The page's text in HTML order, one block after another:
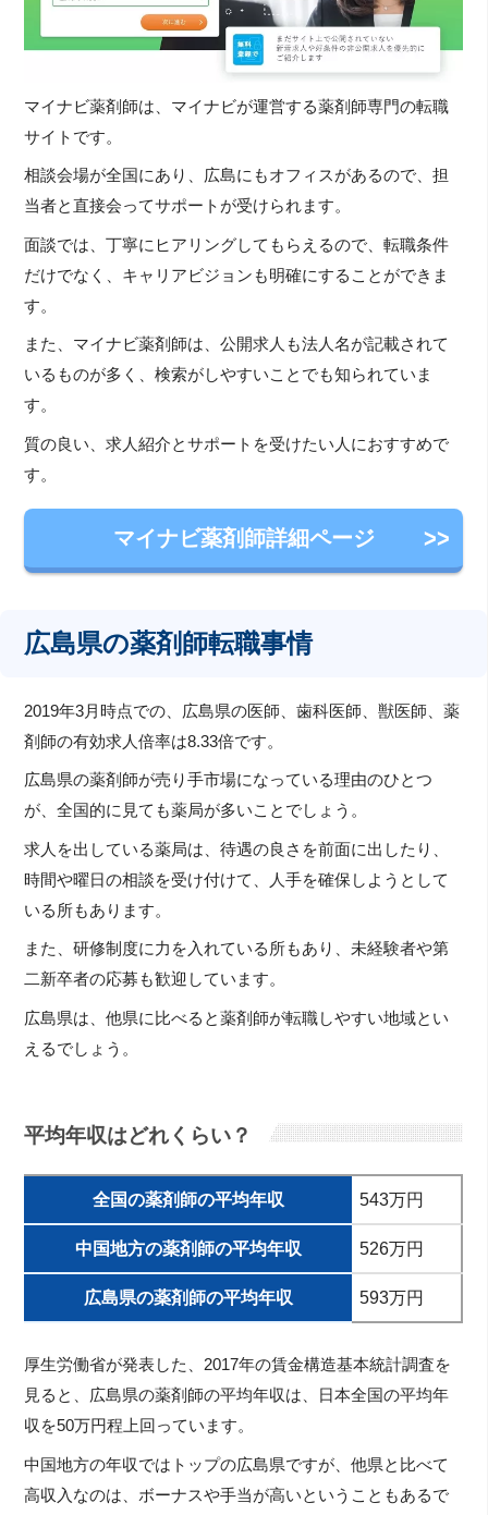
マイナビ薬剤師は、マイナビが運営する薬剤師専門の転職
サイトです。
相談会場が全国にあり、広島にもオフィスがあるので、担
当者と直接会ってサポートが受けられます。
面談では、丁寧にヒアリングしてもらえるので、転職条件
だけでなく、キャリアビジョンも明確にすることができま
す。
また、マイナビ薬剤師は、公開求人も法人名が記載されて
いるものが多く、検索がしやすいことでも知られていま
す。
質の良い、求人紹介とサポートを受けたい人におすすめで
す。
マイナビ薬剤師詳細ページ
広島県の薬剤師転職事情
2019年3月時点での、広島県の医師、歯科医師、獣医師、薬
剤師の有効求人倍率は8.33倍です。
広島県の薬剤師が売り手市場になっている理由のひとつ
が、全国的に見ても薬局が多いことでしょう。
求人を出している薬局は、待遇の良さを前面に出したり、
時間や曜日の相談を受け付けて、人手を確保しようとして
いる所もあります。
また、研修制度に力を入れている所もあり、未経験者や第
二新卒者の応募も歓迎しています。
広島県は、他県に比べると薬剤師が転職しやすい地域とい
えるでしょう。
平均年収はどれくらい？
全国の薬剤師の平均年収 543万円
中国地方の薬剤師の平均年収 526万円
広島県の薬剤師の平均年収 593万円
厚生労働省が発表した、2017年の賃金構造基本統計調査を
見ると、広島県の薬剤師の平均年収は、日本全国の平均年
収を50万円程上回っています。
中国地方の年収ではトップの広島県ですが、他県と比べて
高収入なのは、ボーナスや手当が高いということもあるで